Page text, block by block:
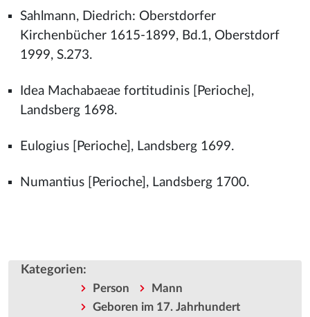
Sahlmann, Diedrich: Oberstdorfer
Kirchenbücher 1615-1899, Bd.1, Oberstdorf
1999, S.273.
Idea Machabaeae fortitudinis [Perioche],
Landsberg 1698.
Eulogius [Perioche], Landsberg 1699.
Numantius [Perioche], Landsberg 1700.
Kategorien:
Person
Mann
Geboren im 17. Jahrhundert